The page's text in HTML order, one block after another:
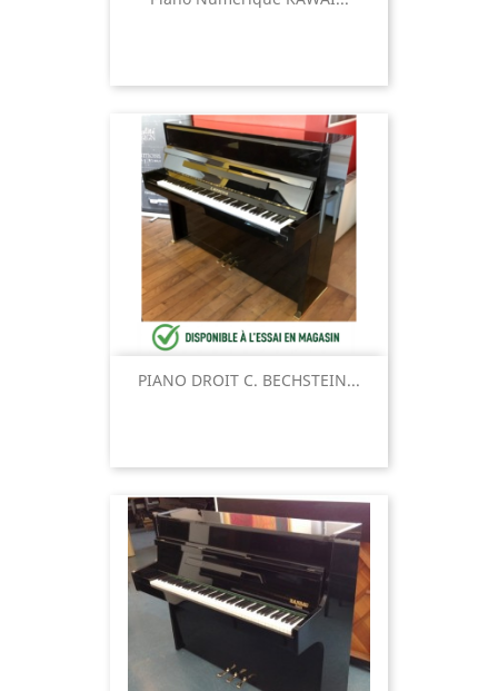
PIANO DROIT C. BECHSTEIN...